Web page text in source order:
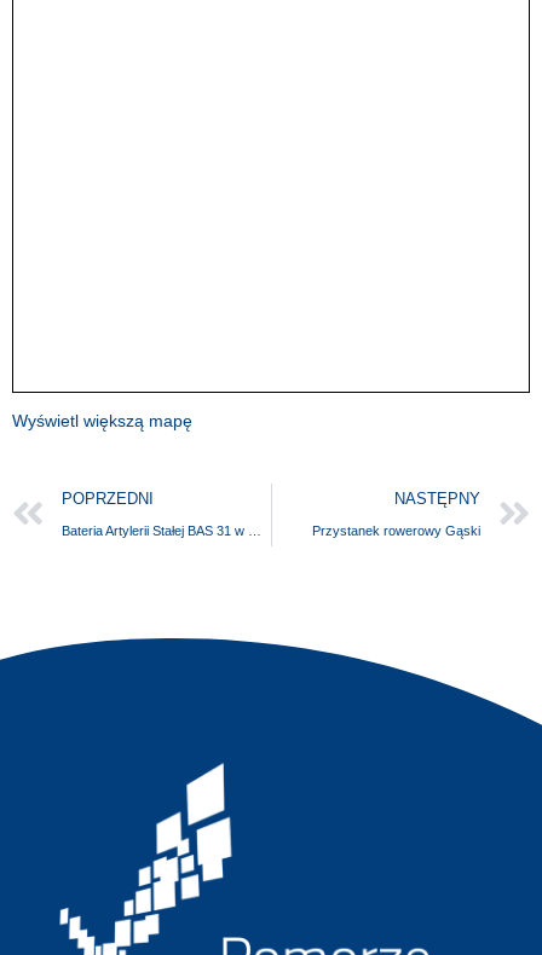
Wyświetl większą mapę
POPRZEDNI NASTĘPNY
Przystanek rowerowy Gąski